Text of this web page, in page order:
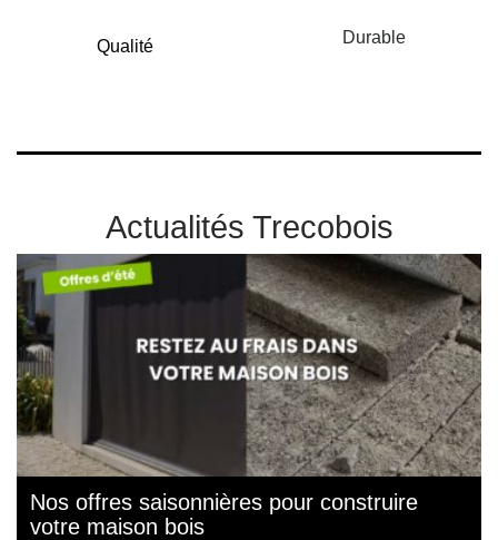
Qualité Durable
Actualités Trecobois
Nos offres saisonnières pour construire
votre maison bois